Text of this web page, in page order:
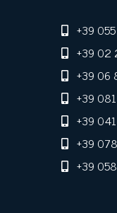
+39
+39 02
+39 06
+39
+39
+39
+39